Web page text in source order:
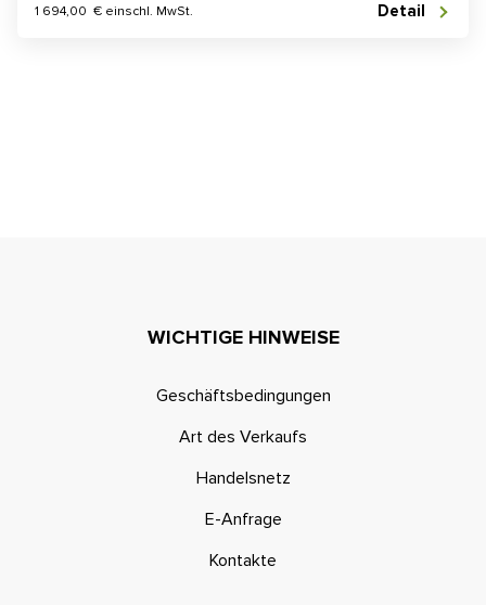
1 694,00 € einschl. MwSt. Detail
WICHTIGE HINWEISE
Geschäftsbedingungen
Art des Verkaufs
Handelsnetz
E-Anfrage
Kontakte